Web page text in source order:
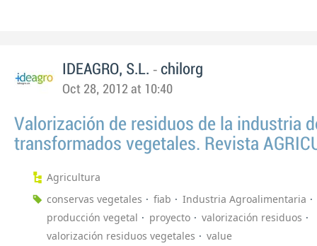
IDEAGRO, S.L. - chilorg
Oct 28, 2012 at 10:40
Valorización de residuos de la industria
transformados vegetales. Revista
Agricultura
conservas vegetales
fiab
Industria Agroalimentaria
producción vegetal
proyecto
valorización residuos
valorización residuos vegetales
value